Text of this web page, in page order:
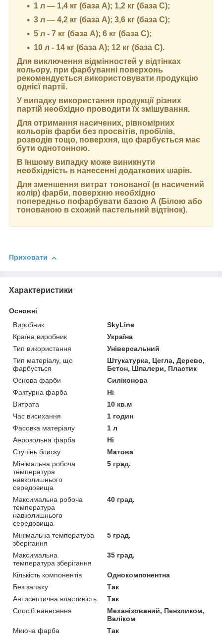
1 л — 1,4 кг (база А); 1,2 кг (база С);
3 л — 4,2 кг (база А); 3,6 кг (база C);
5 л - 7 кг (база А); 6 кг (база С);
10 л - 14 кг (база А); 12 кг (база С).
Для виключення відмінностей у відтінках
кольору, при фарбуванні поверхонь
рекомендується використовувати продукцію
однієї партії.
У випадку використання продукції різних
партій необхідно проводити їх змішування.
Для отримання насичених, рівномірних
кольорів фарби без просвітів, пробілів,
розводів тощо, поверхня, що фарбується має
бути однотонною.
В іншому випадку може виникнути
необхідність в нанесенні додаткових шарів.
Для зменшення витрат тонованої (в насичений
колір) фарби, поверхню необхідно
попередньо пофарбувати базою А (Білою або
тонованою в схожий пастельний відтінок).
Приховати
Характеристики
Основні
Виробник
SkyLine
Країна виробник
Україна
Тип використання
Універсальний
Тип матеріалу, що
фарбується
Штукатурка, Цегла, Дерево,
Бетон, Шпалери, Пластик
Основа фарби
Силіконова
Фактурна фарба
Ні
Витрата
10 кв.м
Час висихання
1 годин
Фасовка матеріалу
1 л
Аерозольна фарба
Ні
Ступінь блиску
Матова
Мінімальна робоча
температура
навколишнього
середовища
5 град.
Максимальна робоча
температура
навколишнього
середовища
40 град.
Мінімальна температура
зберігання
5 град.
Максимальна
температура зберігання
35 град.
Кількість компонентів
Однокомпонентна
Без запаху
Так
Антисептична властивість
Так
Спосіб нанесення
Механізований, Пензликом,
Валіком
Миюча фарба
Так